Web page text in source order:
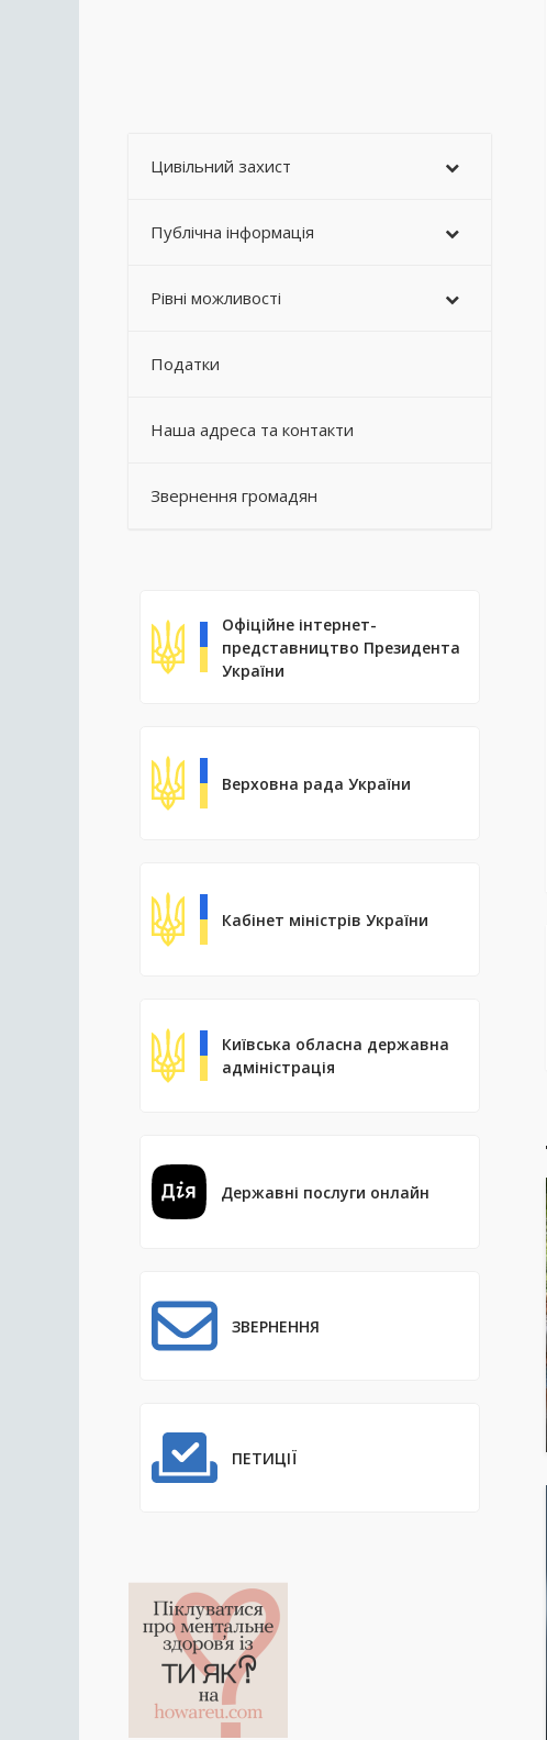
Цивільний захист
Публічна інформація
Рівні можливості
Податки
Наша адреса та контакти
Звернення громадян
Офіційне інтернет-
представництво Президента
України
Верховна рада України
Кабінет міністрів України
Київська обласна державна
адміністрація
Державні послуги онлайн
ЗВЕРНЕННЯ
ПЕТИЦІЇ